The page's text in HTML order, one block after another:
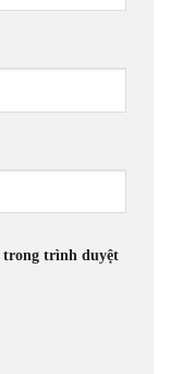
trong trình duyệt